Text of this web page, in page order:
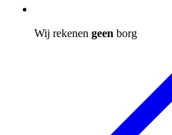
Wij rekenen geen borg